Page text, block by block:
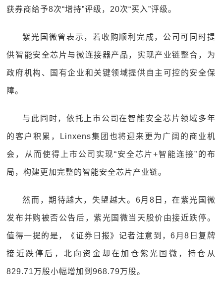
获券商给予8次“增持”评级，20次“买入”评级。
紫光国微曾表示，若收购顺利完成，公司可同时提
供智能安全芯片与微连接器产品，实现产业链整合，为
政府机构、国有企业和关键领域提供自主可控的安全保
障。
与此同时，依托上市公司在智能安全芯片领域多年
的客户积累，Linxens集团也将迎来更为广阔的商业机
会，从而使得上市公司实现“安全芯片+智能连接”的布
局，构建更加完整的智能安全芯片产业链。
然而，期待越大，失望越大。6月8日，在紫光国微
发布并购被否公告后，紫光国微当天股价由接近跌停。
值得一提的是，《证券日报》记者注意到，6月8日复牌
接近跌停后，北向资金却在加仓紫光国微，持仓从
829.71万股小幅增加到968.79万股。